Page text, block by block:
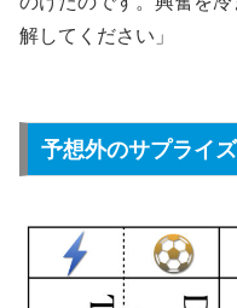
解してください」
予想外のサプライ